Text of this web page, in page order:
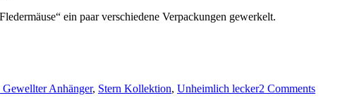
ein paar verschiedene Verpackungen gewerkelt.
Gewellter Anhänger, Stern Kollektion, Unheimlich lecker2 Comments